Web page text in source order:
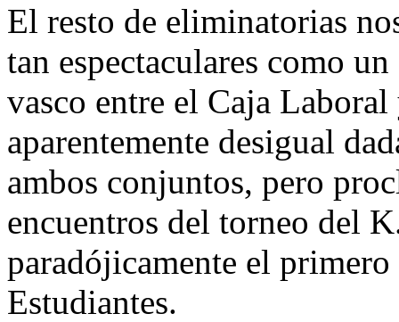
El resto de eliminatorias
tan espectaculares como
vasco entre el Caja
aparentemente desigual
ambos conjuntos, pero
encuentros del torneo del
paradójicamente el
Estudiantes.